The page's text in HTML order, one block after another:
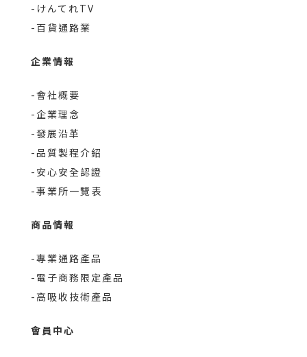
-けんてれTV
-百貨通路業
企業情報
-會社概要
-企業理念
-發展沿革
-品質製程介紹
-安心安全認證
-事業所一覽表
商品情報
-專業通路產品
-電子商務限定產品
-高吸收技術產品
會員中心